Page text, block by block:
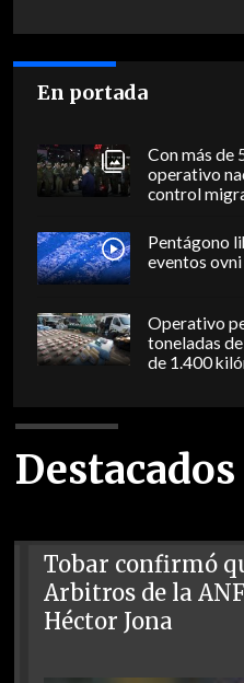
En portada
Con más de
operativo
control
Pentágono
eventos ovni
Operativo
toneladas
de 1.400
Destacados
Tobar confirmó
Arbitros de la
Héctor Jona